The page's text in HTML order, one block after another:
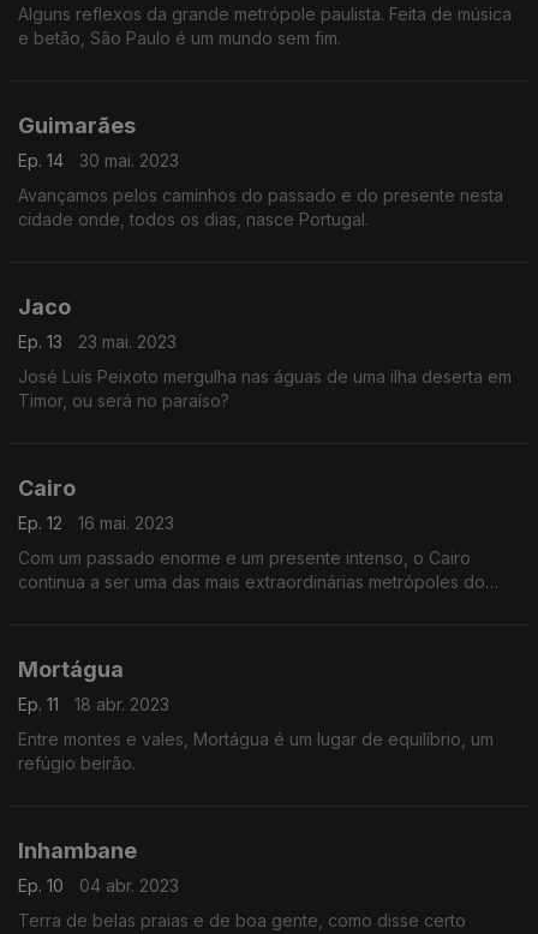
Alguns reflexos da grande metrópole paulista. Feita de música
e betão, São Paulo é um mundo sem fim.
Guimarães
Ep. 14
30 mai. 2023
Avançamos pelos caminhos do passado e do presente nesta
cidade onde, todos os dias, nasce Portugal.
Jaco
Ep. 13
23 mai. 2023
José Luís Peixoto mergulha nas águas de uma ilha deserta em
Timor, ou será no paraíso?
Cairo
Ep. 12
16 mai. 2023
Com um passado enorme e um presente intenso, o Cairo
continua a ser uma das mais extraordinárias metrópoles do
Mortágua
Ep. 11
18 abr. 2023
Entre montes e vales, Mortágua é um lugar de equilíbrio, um
refúgio beirão.
Inhambane
Ep. 10
04 abr. 2023
Terra de belas praias e de boa gente, como disse certo